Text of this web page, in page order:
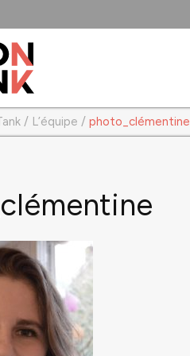
/ L’équipe / photo_clémentine